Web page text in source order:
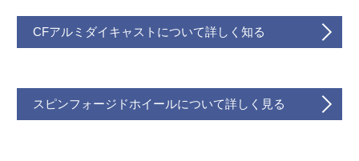
CFアルミダイキャストについて詳しく知る
スピンフォージドホイールについて詳しく見る